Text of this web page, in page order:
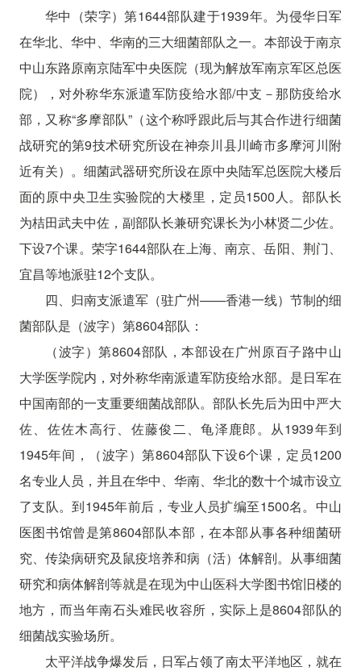
华中（荣字）第1644部队建于1939年。为侵华日军
在华北、华中、华南的三大细菌部队之一。本部设于南京
中山东路原南京陆军中央医院（现为解放军南京军区总医
院），对外称华东派遣军防疫给水部/中支－那防疫给水
部，又称“多摩部队”（这个称呼跟此后与其合作进行细菌
战研究的第9技术研究所设在神奈川县川崎市多摩河川附
近有关）。细菌武器研究所设在原中央陆军总医院大楼后
面的原中央卫生实验院的大楼里，定员1500人。部队长
为桔田武夫中佐，副部队长兼研究课长为小林贤二少佐。
下设7个课。荣字1644部队在上海、南京、岳阳、荆门、
宜昌等地派驻12个支队。
四、归南支派遣军（驻广州——香港一线）节制的细
菌部队是（波字）第8604部队：
（波字）第8604部队，本部设在广州原百子路中山
大学医学院内，对外称华南派遣军防疫给水部。是日军在
中国南部的一支重要细菌战部队。部队长先后为田中严大
佐、佐佐木高行、佐藤俊二、龟泽鹿郎。从1939年到
1945年间，（波字）第8604部队下设6个课，定员1200
名专业人员，并且在华中、华南、华北的数十个城市设立
了支队。到1945年前后，专业人员扩编至1500名。中山
医图书馆曾是第8604部队本部，在本部从事各种细菌研
究、传染病研究及鼠疫培养和病（活）体解剖。从事细菌
研究和病体解剖等就是在现为中山医科大学图书馆旧楼的
地方，而当年南石头难民收容所，实际上是8604部队的
细菌战实验场所。
太平洋战争爆发后，日军占领了南太平洋地区，就在